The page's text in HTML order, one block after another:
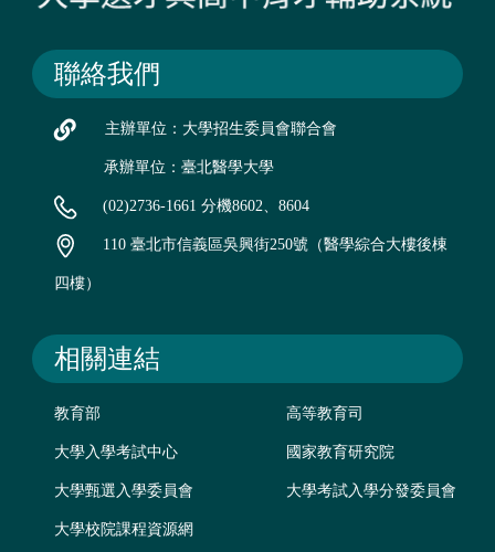
聯絡我們
主辦單位：大學招生委員會聯合會
承辦單位：臺北醫學大學
(02)2736-1661 分機8602、8604
110 臺北市信義區吳興街250號（醫學綜合大樓後棟
四樓）
相關連結
教育部 高等教育司
大學入學考試中心 國家教育研究院
大學甄選入學委員會 大學考試入學分發委員會
大學校院課程資源網